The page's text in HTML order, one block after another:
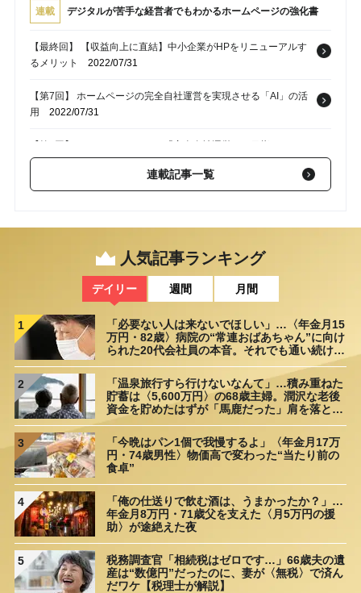
連載 デジタルが苦手な経営者でもわかるホームページの強化書
【最終回】 【収益向上に直結】中小企業がHPをリニューアルす
るメリット
2022/07/31
【第7回】 ホームページの完全自社運営を実現させる「AI」の活
用 2022/07/31
【第6回】 なぜホームページの「完全自社運営」を目指すべきな
のか2022/07/31
【第5回】 高い？安い？知っておきたいホームページ制作の適正
暗…担当者が絶対に知っておくべきポイント2022/07/29
連載記事一覧
人気記事ランキング
デイリー 週間 月間
1
「必要ない人は来ないでほしい」…〈年金月15
万円・82歳〉病院の“常連おばあちゃん”に向け
られた20代会社員の本音。それでも通い続ける
2
「温泉旅行すら行けないなんて」…積み重ねた
貯蓄は〈5,600万円〉の68歳主婦。潤沢な老後
資金を貯めたはずが「馬鹿だった」肩を落とす
3
「今晩はパン1個で我慢するよ」〈年金月17万
円・74歳男性〉物価高で変わった“当たり前の
食卓”
4
「俺の仕送りで飲む酒は、うまかったか？」…
年金月8万円・71歳父を支えた〈月5万円の援
助〉が途絶えた夜
5
税務調査官「相続税はゼロです…」66歳夫の遺
産は“数億円”だったのに、妻が〈無税〉で済ん
だワケ【税理士が解説】